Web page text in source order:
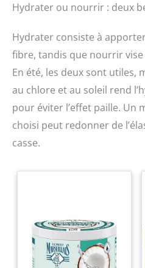
Hydrater ou nourrir : deux
Hydrater consiste à
fibre, tandis que nourrir
En été, les deux sont utiles,
au chlore et au soleil rend
pour éviter l’effet paille. Un
choisi peut redonner de
casse.